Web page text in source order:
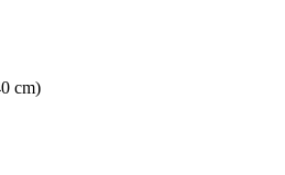
cm)